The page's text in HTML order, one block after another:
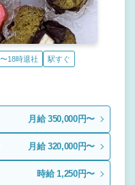
〜18時退社
駅すぐ
月給 350,000円〜
月給 320,000円〜
時給 1,250円〜